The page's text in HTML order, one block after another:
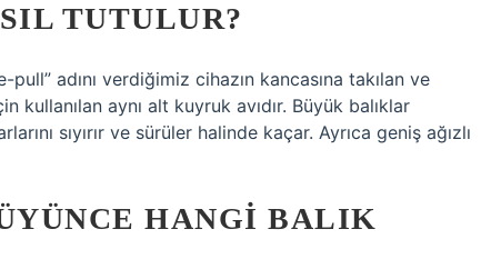
TUTULUR?
adını verdiğimiz cihazın kancasına takılan ve
aynı alt kuyruk avıdır. Büyük balıklar
sıyırır ve sürüler halinde kaçar. Ayrıca geniş ağızlı
HANGI BALIK